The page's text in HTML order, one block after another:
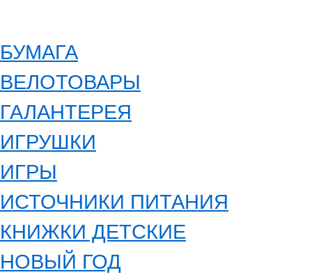
БУМАГА
ВЕЛОТОВАРЫ
ГАЛАНТЕРЕЯ
ИГРУШКИ
ИГРЫ
ИСТОЧНИКИ ПИТАНИЯ
КНИЖКИ ДЕТСКИЕ
НОВЫЙ ГОД